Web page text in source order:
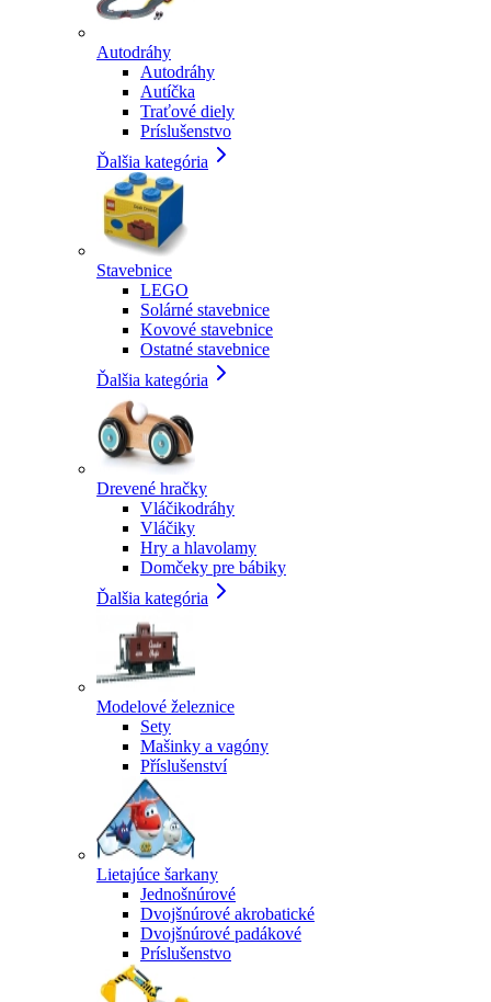
Autodráhy
Autodráhy
Autíčka
Traťové diely
Príslušenstvo
Ďalšia kategória
Stavebnice
LEGO
Solárné stavebnice
Kovové stavebnice
Ostatné stavebnice
Ďalšia kategória
Drevené hračky
Vláčikodráhy
Vláčiky
Hry a hlavolamy
Domčeky pre bábiky
Ďalšia kategória
Modelové železnice
Sety
Mašinky a vagóny
Příslušenství
Lietajúce šarkany
Jednošnúrové
Dvojšnúrové akrobatické
Dvojšnúrové padákové
Príslušenstvo